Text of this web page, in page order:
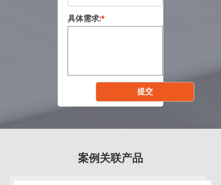
具体需求:*
案例关联产品